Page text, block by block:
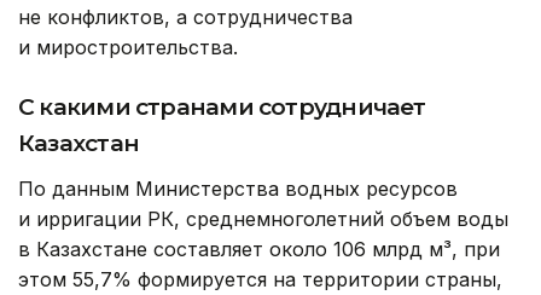
не конфликтов, а сотрудничества
и миростроительства.
С какими странами сотрудничает
Казахстан
По данным Министерства водных ресурсов
и ирригации РК, среднемноголетний объем воды
в Казахстане составляет около 106 млрд м³, при
этом 55,7% формируется на территории страны,